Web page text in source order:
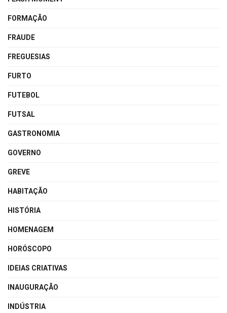
FORMAÇÃO
FRAUDE
FREGUESIAS
FURTO
FUTEBOL
FUTSAL
GASTRONOMIA
GOVERNO
GREVE
HABITAÇÃO
HISTÓRIA
HOMENAGEM
HORÓSCOPO
IDEIAS CRIATIVAS
INAUGURAÇÃO
INDÚSTRIA